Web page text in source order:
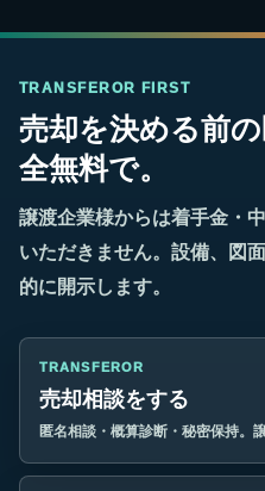
TRANSFEROR FIRST
売却を決める前
全無料で。
譲渡企業様からは着手金・
いただきません。設備、図
的に開示します。
TRANSFEROR
売却相談をする
匿名相談・概算診断・秘密保持。